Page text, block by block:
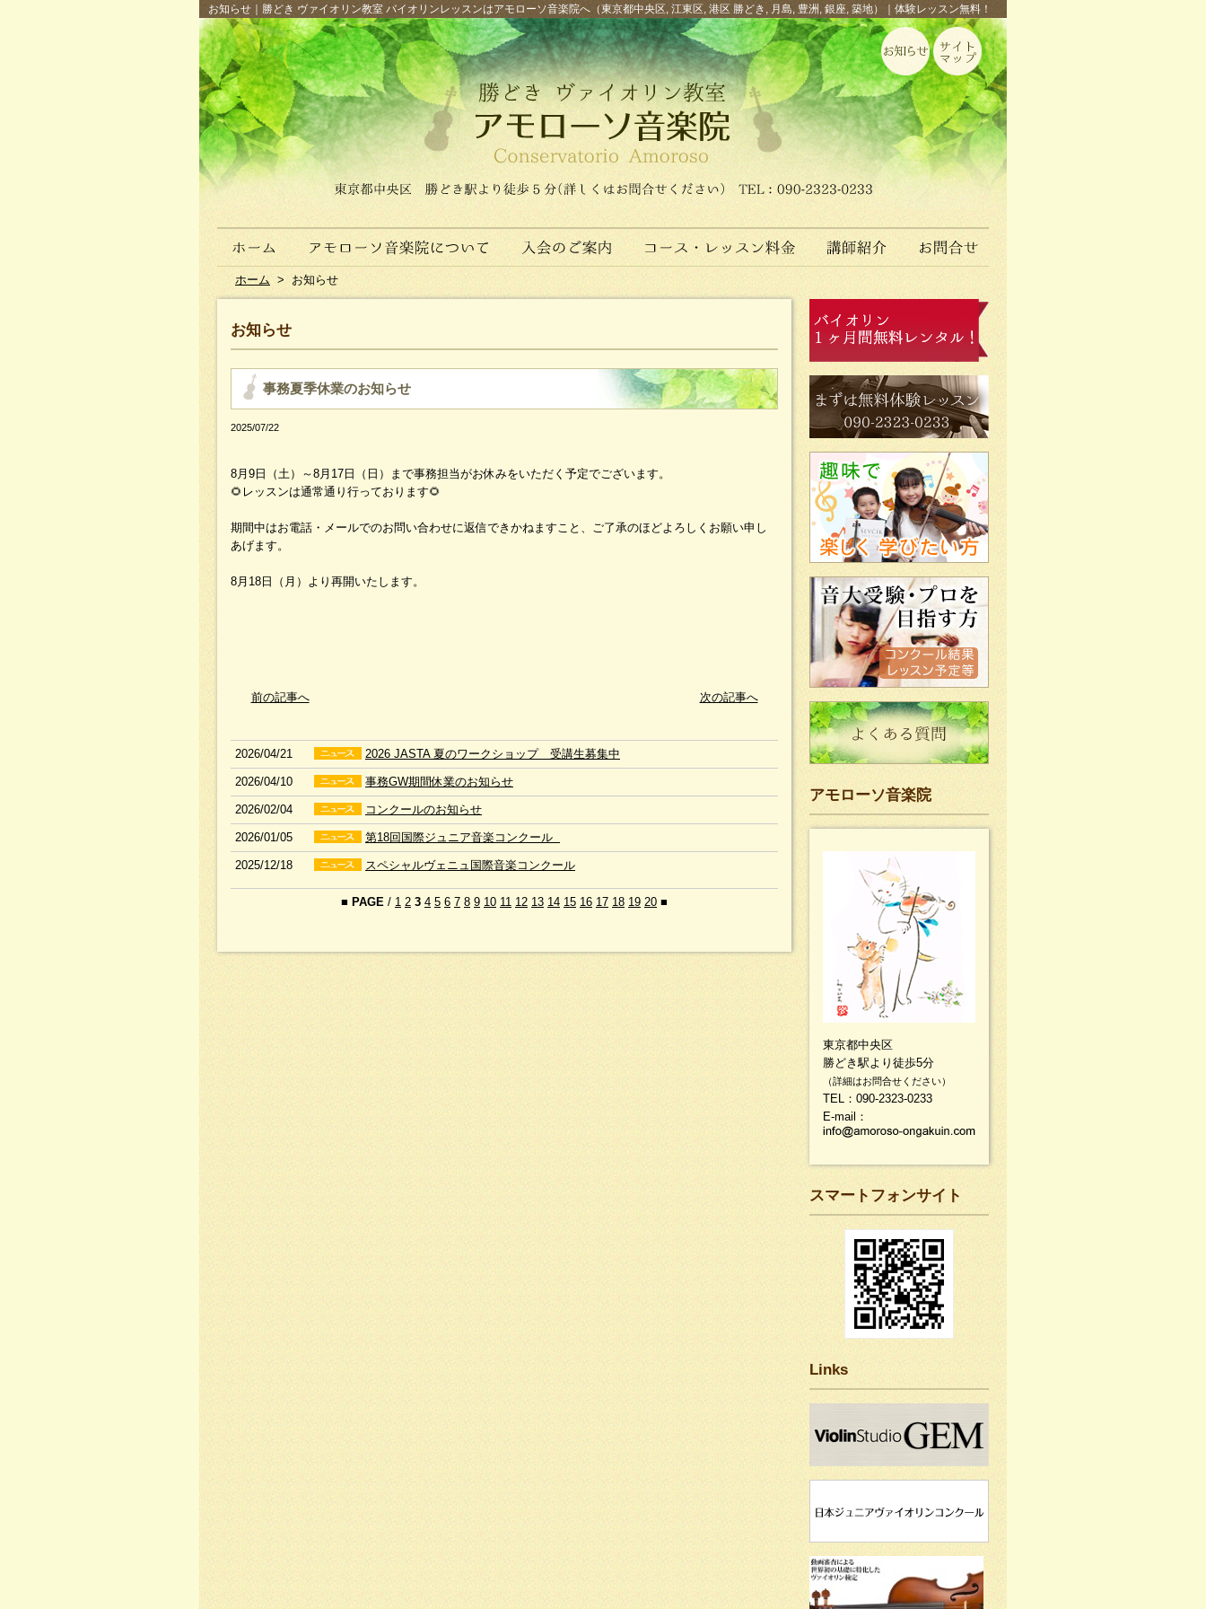
お知らせ｜勝どき ヴァイオリン教室 バイオリンレッスンはアモローソ音楽院へ（東京都中央区, 江東区, 港区 勝どき, 月島, 豊洲, 銀座, 築地）｜体験レッスン無料！
ホーム > お知らせ
お知らせ
事務夏季休業のお知らせ
2025/07/22
8月9日（土）～8月17日（日）まで事務担当がお休みをいただく予定でございます。
🌻レッスンは通常通り行っております🌻
期間中はお電話・メールでのお問い合わせに返信できかねますこと、ご了承のほどよろしくお願い申し
あげます。
8月18日（月）より再開いたします。
前の記事へ 次の記事へ
2026/04/21 2026 JASTA 夏のワークショップ 受講生募集中
2026/04/10 事務GW期間休業のお知らせ
2026/02/04 コンクールのお知らせ
2026/01/05 第18回国際ジュニア音楽コンクール
2025/12/18 スペシャルヴェニュ国際音楽コンクール
■ PAGE / 1 2 3 4 5 6 7 8 9 10 11 12 13 14 15 16 17 18 19 20 ■
アモローソ音楽院
東京都中央区
勝どき駅より徒歩5分
（詳細はお問合せください）
TEL：090-2323-0233
E-mail：
スマートフォンサイト
Links